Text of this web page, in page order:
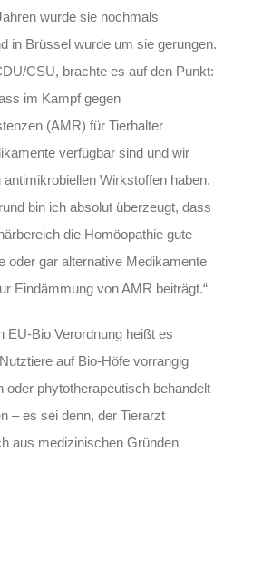
wurde sie nochmals
in Brüssel wurde um sie gerungen.
CSU, brachte es auf den Punkt:
im Kampf gegen
(AMR) für Tierhalter
verfügbar sind und wir
Wirkstoffen haben.
bin ich absolut überzeugt, dass
die Homöopathie gute
oder gar alternative Medikamente
Eindämmung von AMR beiträgt.“
EU-Bio Verordnung heißt es
auf Bio-Höfe vorrangig
oder phytotherapeutisch behandelt
– es sei denn, der Tierarzt
aus medizinischen Gründen